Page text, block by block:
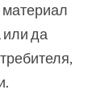
материал
или да